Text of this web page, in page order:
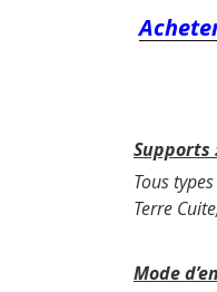
Supports
Tous
Terre
Mode